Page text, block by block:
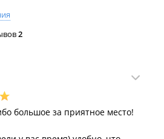
любовь к своему делу
2
большое за приятное место!